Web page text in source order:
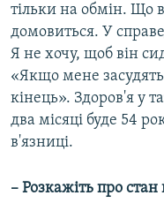
тільки на обмін. Що
домовиться. У
Я не хочу, щоб він
«Якщо мене
кінець». Здоров'я у
два місяці буде 54
в'язниці.
– Розкажіть про стан